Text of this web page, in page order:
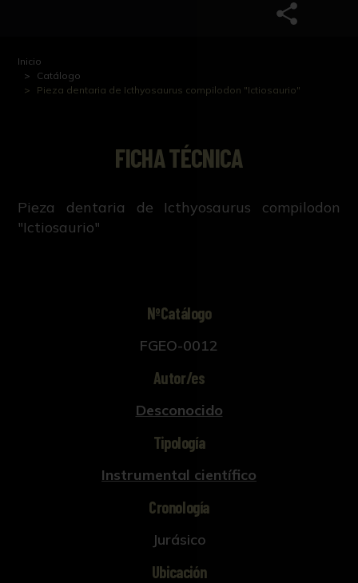
Inicio
Catálogo
Pieza dentaria de Icthyosaurus compilodon "Ictiosaurio"
FICHA TÉCNICA
Pieza dentaria de Icthyosaurus compilodon
"Ictiosaurio"
NºCatálogo
FGEO-0012
Autor/es
Desconocido
Tipología
Instrumental científico
Cronología
Jurásico
Ubicación